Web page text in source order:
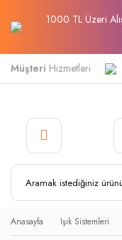
1000 TL Üzeri
Müşteri Hizmetleri
Anasayfa Işık Sistemleri